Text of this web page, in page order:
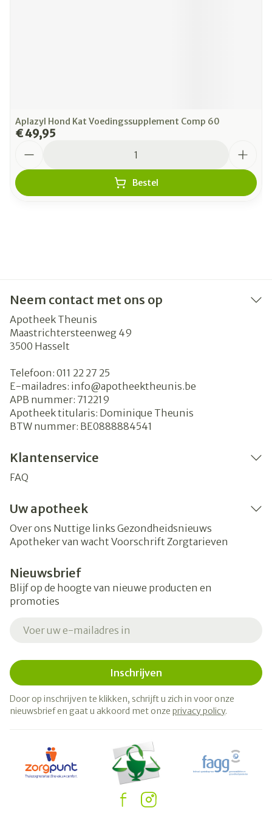
Aplazyl Hond Kat Voedingssupplement Comp 60
€ 49,95
Bestel
Neem contact met ons op
Apotheek Theunis
Maastrichtersteenweg 49
3500 Hasselt
Telefoon: 011 22 27 25
E-mailadres: info@apotheektheunis.be
APB nummer: 712219
Apotheek titularis: Dominique Theunis
BTW nummer: BE0888884541
Klantenservice
FAQ
Uw apotheek
Over ons Nuttige links Gezondheidsnieuws
Apotheker van wacht Voorschrift Zorgtarieven
Nieuwsbrief
Blijf op de hoogte van nieuwe producten en
promoties
Inschrijven
Door op inschrijven te klikken, schrijft u zich in voor onze
nieuwsbrief en gaat u akkoord met onze privacy policy.